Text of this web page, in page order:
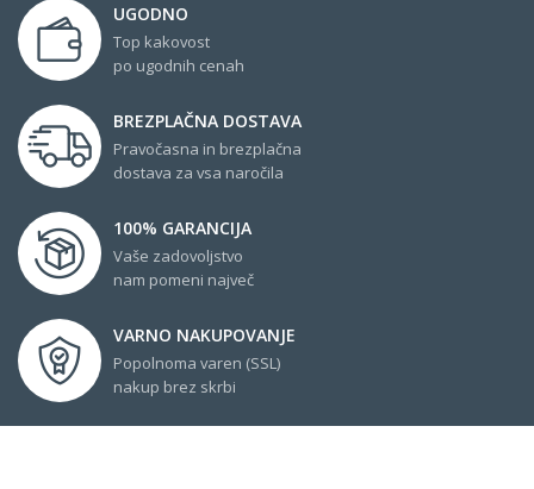
UGODNO
Top kakovost
po ugodnih cenah
BREZPLAČNA DOSTAVA
Pravočasna in brezplačna
dostava za vsa naročila
100% GARANCIJA
Vaše zadovoljstvo
nam pomeni največ
VARNO NAKUPOVANJE
Popolnoma varen (SSL)
nakup brez skrbi